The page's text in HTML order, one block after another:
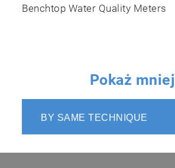
Benchtop Water Quality Meters
Pokaż mniej
BY SAME TECHNIQUE